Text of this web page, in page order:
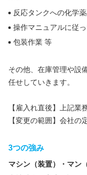
反応タンクへの化学
操作マニュアルに従
包装作業 等
その他、在庫管理や設
任せしていきます。
【雇入れ直後】上記業
【変更の範囲】会社の
3つの強み
マシン（装置）・マン